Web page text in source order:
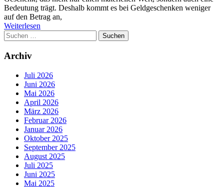
Bedeutung trägt. Deshalb kommt es bei Geldgeschenken weniger
auf den Betrag an,
Weiterlesen
Suchen
nach:
Archiv
Juli 2026
Juni 2026
Mai 2026
April 2026
März 2026
Februar 2026
Januar 2026
Oktober 2025
September 2025
August 2025
Juli 2025
Juni 2025
Mai 2025